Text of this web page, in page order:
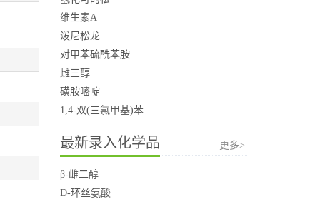
维生素A
泼尼松龙
对甲苯硫酰苯胺
雌三醇
磺胺嘧啶
1,4-双(三氯甲基)苯
最新录入化学品 更多>
β-雌二醇
D-环丝氨酸